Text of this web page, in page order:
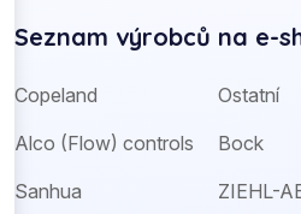
Seznam výrobců na e-
Copeland
Alco (Flow) controls
Sanhua
Ostatní
Bock
ZIEHL-